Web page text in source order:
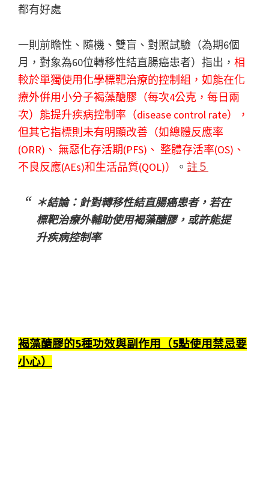
都有好處
一則前瞻性、隨機、雙盲、對照試驗（為期6個
月，對象為60位轉移性結直腸癌患者）指出， 相
較於單獨使用化學標靶治療的控制組，如能在化
療外倂用小分子褐藻醣膠（每次4公克，每日兩
次）能提升疾病控制率（disease control rate），
但其它指標則未有明顯改善（如總體反應率
(ORR)、 無惡化存活期(PFS)、 整體存活率(OS)、
不良反應(AEs)和生活品質(QOL)）
。 註５
＊結論：針對轉移性結直腸癌患者，若在
標靶治療外輔助使用褐藻醣膠，或許能提
升疾病控制率
褐藻醣膠的5種功效與副作用（5點使用禁忌要
小心）